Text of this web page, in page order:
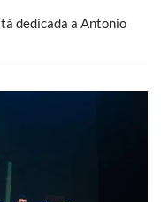
dedicada a Antonio